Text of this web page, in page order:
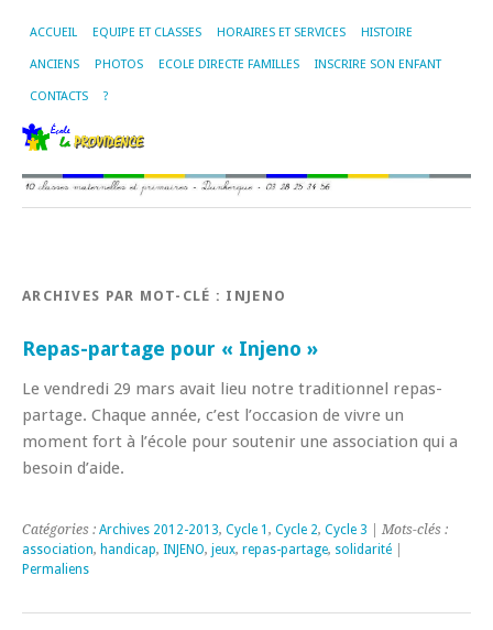
ACCUEIL EQUIPE ET CLASSES HORAIRES ET SERVICES HISTOIRE
ANCIENS PHOTOS ECOLE DIRECTE FAMILLES INSCRIRE SON ENFANT
CONTACTS ?
ARCHIVES PAR MOT-CLÉ : INJENO
Repas-partage pour « Injeno »
Le vendredi 29 mars avait lieu notre traditionnel repas-
partage. Chaque année, c’est l’occasion de vivre un
moment fort à l’école pour soutenir une association qui a
besoin d’aide.
Catégories : Archives 2012-2013, Cycle 1 , Cycle 2, Cycle 3 | Mots-clés :
association, handicap, INJENO, jeux, repas-partage, solidarité
Permaliens